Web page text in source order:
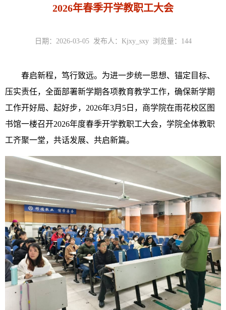
2026年春季开学教职工大会
日期：2026-03-05 发布人：Kjxy_sxy 浏览量： 144
春启新程，笃行致远。为进一步统一思想、锚定目标、
压实责任，全面部署新学期各项教育教学工作，确保新学期
工作开好局、起好步，2026年3月5日，商学院在雨花校区图
书馆一楼召开2026年度春季开学教职工大会，学院全体教职
工齐聚一堂，共话发展、共启新篇。